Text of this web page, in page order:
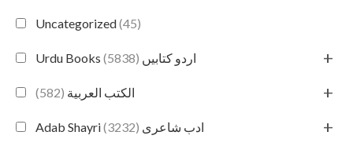
Uncategorized(45)
Urdu Books اردو کتابیں (5838) +
الكتب العربية (582) +
Adab Shayri ادب شاعری (3232) +